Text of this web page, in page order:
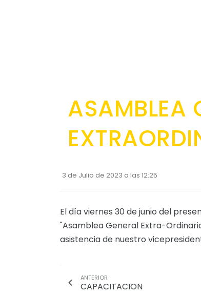
ASAMBLEA
3 de Julio de 2023 a las 12:25
El día viernes 30 de junio del
"Asamblea General Extra-
asistencia de nuestro
ANTERIOR
CAPACITACION